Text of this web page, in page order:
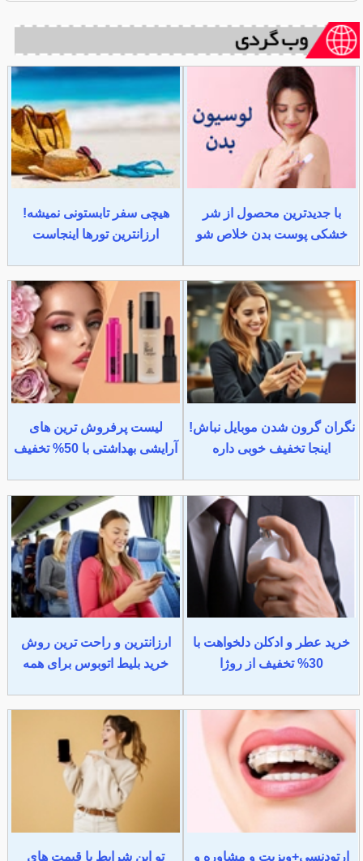
با جدیدترین محصول از شر
خشکی پوست بدن خلاص شو
هیچی سفر تابستونی نمیشه!
ارزانترین تورها اینجاست
نگران گرون شدن موبایل نباش!
اینجا تخفیف خوبی داره
لیست پرفروش ترین های
آرایشی بهداشتی با 50% تخفیف
خرید عطر و ادکلن دلخواهت با
30% تخفیف از روژا
ارزانترین و راحت ترین روش
خرید بلیط اتوبوس برای همه
ارتودنسی+ویزیت و مشاوره و تو این شرایط با قیمت های